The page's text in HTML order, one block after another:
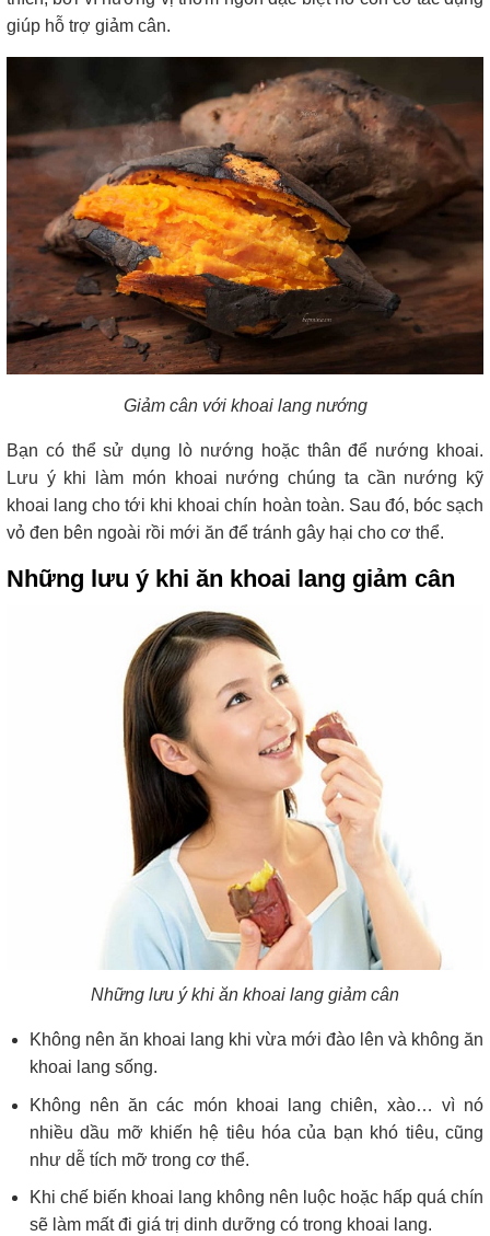
giúp hỗ trợ giảm cân.
Giảm cân với khoai lang nướng
Bạn có thể sử dụng lò nướng hoặc thân để nướng khoai.
Lưu ý khi làm món khoai nướng chúng ta cần nướng kỹ
khoai lang cho tới khi khoai chín hoàn toàn. Sau đó, bóc sạch
vỏ đen bên ngoài rồi mới ăn để tránh gây hại cho cơ thể.
Những lưu ý khi ăn khoai lang giảm cân
Những lưu ý khi ăn khoai lang giảm cân
Không nên ăn khoai lang khi vừa mới đào lên và không ăn
khoai lang sống.
Không nên ăn các món khoai lang chiên, xào… vì nó
nhiều dầu mỡ khiến hệ tiêu hóa của bạn khó tiêu, cũng
như dễ tích mỡ trong cơ thể.
Khi chế biến khoai lang không nên luộc hoặc hấp quá chín
sẽ làm mất đi giá trị dinh dưỡng có trong khoai lang.